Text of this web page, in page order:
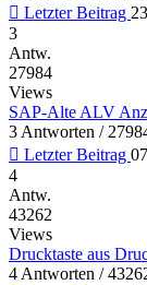
Letzter Beitrag
3
Antw.
27984
Views
SAP-Alte ALV
3 Antworten /
Letzter Beitrag
4
Antw.
43262
Views
Drucktaste aus
4 Antworten /